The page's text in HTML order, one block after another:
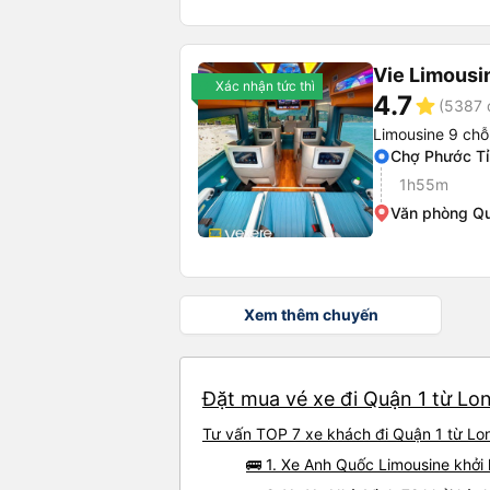
Xác nhận tức thì Vie
4.7star (5387
Limousine 9 chỗ
Chợ Phước
1h55m
Văn phòng
Xem thêm chuyến
Đặt mua vé xe đi Quận 1 từ
Tư vấn TOP 7 xe khách đi Quận 1 từ
🚌 1. Xe Anh Quốc Limousine